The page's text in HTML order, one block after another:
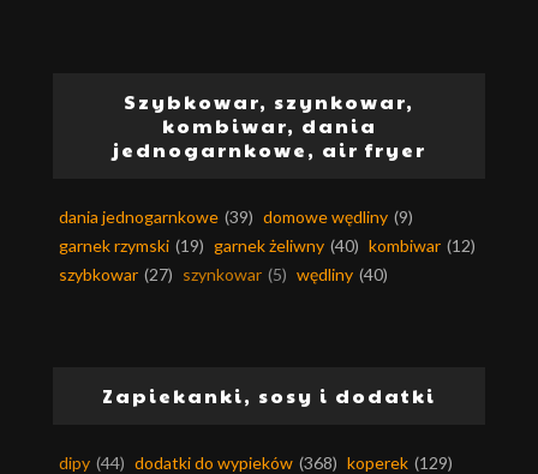
Szybkowar, szynkowar,
kombiwar, dania
jednogarnkowe, air fryer
dania jednogarnkowe (39) domowe wędliny (9)
garnek rzymski (19) garnek żeliwny (40) kombiwar (12)
szybkowar (27) szynkowar (5) wędliny (40)
Zapiekanki, sosy i dodatki
dipy (44) dodatki do wypieków (368) koperek (129)